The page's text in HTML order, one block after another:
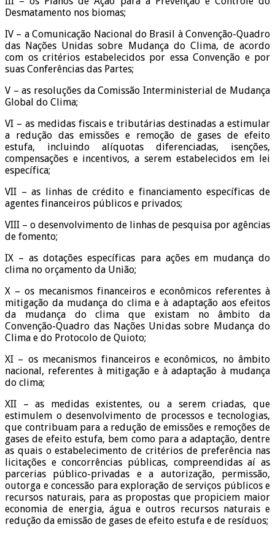
Desmatamento nos biomas;
IV – a Comunicação Nacional do Brasil à Convenção-Quadro
das Nações Unidas sobre Mudança do Clima, de acordo
com os critérios estabelecidos por essa Convenção e por
suas Conferências das Partes;
V – as resoluções da Comissão Interministerial de Mudança
Global do Clima;
VI – as medidas fiscais e tributárias destinadas a estimular
a redução das emissões e remoção de gases de efeito
estufa, incluindo alíquotas diferenciadas, isenções,
compensações e incentivos, a serem estabelecidos em lei
específica;
VII – as linhas de crédito e financiamento específicas de
agentes financeiros públicos e privados;
VIII – o desenvolvimento de linhas de pesquisa por agências
de fomento;
IX – as dotações específicas para ações em mudança do
clima no orçamento da União;
X – os mecanismos financeiros e econômicos referentes à
mitigação da mudança do clima e à adaptação aos efeitos
da mudança do clima que existam no âmbito da
Convenção-Quadro das Nações Unidas sobre Mudança do
Clima e do Protocolo de Quioto;
XI – os mecanismos financeiros e econômicos, no âmbito
nacional, referentes à mitigação e à adaptação à mudança
do clima;
XII – as medidas existentes, ou a serem criadas, que
estimulem o desenvolvimento de processos e tecnologias,
que contribuam para a redução de emissões e remoções de
gases de efeito estufa, bem como para a adaptação, dentre
as quais o estabelecimento de critérios de preferência nas
licitações e concorrências públicas, compreendidas aí as
parcerias público-privadas e a autorização, permissão,
outorga e concessão para exploração de serviços públicos e
recursos naturais, para as propostas que propiciem maior
economia de energia, água e outros recursos naturais e
redução da emissão de gases de efeito estufa e de resíduos;